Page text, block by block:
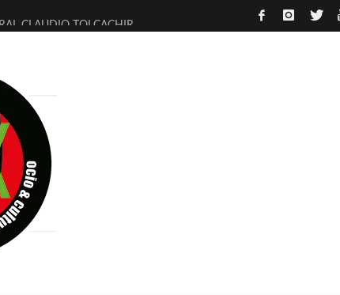
CLAUDIO TOLCACHIR
EN EXVITA
SENCILLEZ]
A SERRAT
EN EXVITA